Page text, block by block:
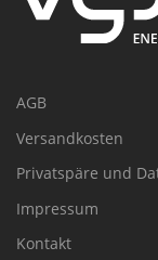
AGB
Versandkosten
Privatspäre und
Impressum
Kontakt